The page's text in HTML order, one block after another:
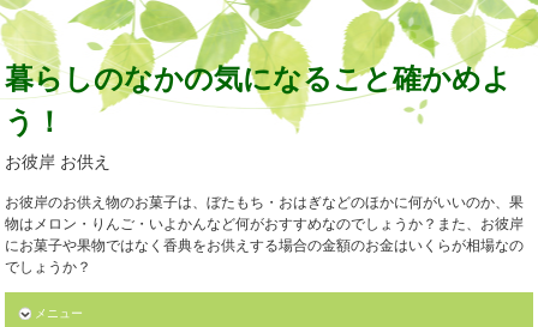
暮らしのなかの気になること確かめよ
う！
お彼岸 お供え
お彼岸のお供え物のお菓子は、ぼたもち・おはぎなどのほかに何がいいのか、果
物はメロン・りんご・いよかんなど何がおすすめなのでしょうか？また、お彼岸
にお菓子や果物ではなく香典をお供えする場合の金額のお金はいくらが相場なの
でしょうか？
メニュー